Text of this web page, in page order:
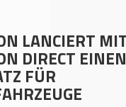
LANCIERT
DIRECT
FÜR